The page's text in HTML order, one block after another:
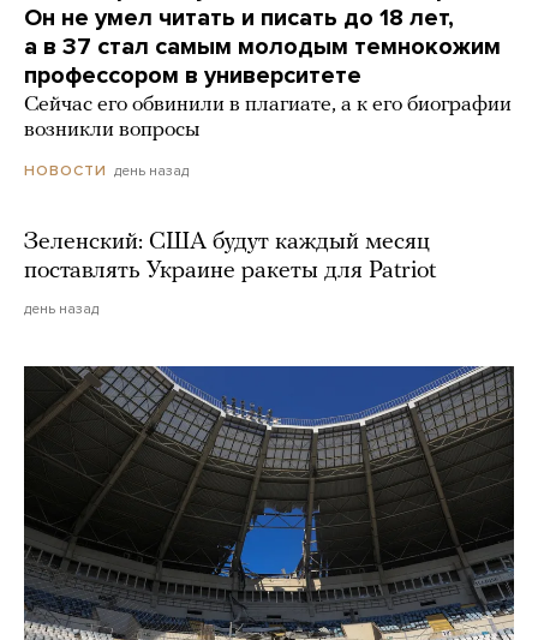
Он не умел читать и писать до 18 лет,
а в 37 стал самым молодым темнокожим
профессором в университете
Сейчас его обвинили в плагиате, а к его биографии
возникли вопросы
НОВОСТИ день назад
Зеленский: США будут каждый месяц
поставлять Украине ракеты для Patriot
день назад